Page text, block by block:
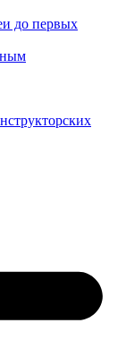
до первых